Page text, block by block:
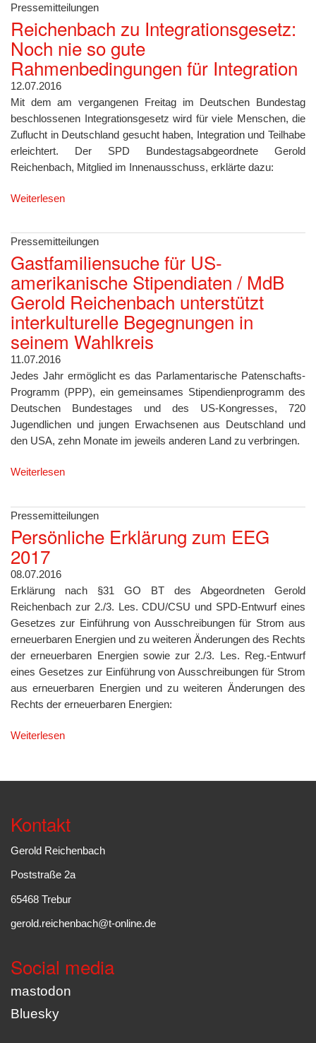
Pressemitteilungen
Reichenbach zu Integrationsgesetz:
Noch nie so gute
Rahmenbedingungen für Integration
12.07.2016
Mit dem am vergangenen Freitag im Deutschen Bundestag
beschlossenen Integrationsgesetz wird für viele Menschen, die
Zuflucht in Deutschland gesucht haben, Integration und Teilhabe
erleichtert. Der SPD Bundestagsabgeordnete Gerold
Reichenbach, Mitglied im Innenausschuss, erklärte dazu:
Weiterlesen
Pressemitteilungen
Gastfamiliensuche für US-
amerikanische Stipendiaten / MdB
Gerold Reichenbach unterstützt
interkulturelle Begegnungen in
seinem Wahlkreis
11.07.2016
Jedes Jahr ermöglicht es das Parlamentarische Patenschafts-
Programm (PPP), ein gemeinsames Stipendienprogramm des
Deutschen Bundestages und des US-Kongresses, 720
Jugendlichen und jungen Erwachsenen aus Deutschland und
den USA, zehn Monate im jeweils anderen Land zu verbringen.
Weiterlesen
Pressemitteilungen
Persönliche Erklärung zum EEG
2017
08.07.2016
Erklärung nach §31 GO BT des Abgeordneten Gerold
Reichenbach zur 2./3. Les. CDU/CSU und SPD-Entwurf eines
Gesetzes zur Einführung von Ausschreibungen für Strom aus
erneuerbaren Energien und zu weiteren Änderungen des Rechts
der erneuerbaren Energien sowie zur 2./3. Les. Reg.-Entwurf
eines Gesetzes zur Einführung von Ausschreibungen für Strom
aus erneuerbaren Energien und zu weiteren Änderungen des
Rechts der erneuerbaren Energien:
Weiterlesen
Kontakt
Gerold Reichenbach
Poststraße 2a
65468 Trebur
gerold.reichenbach@t-online.de
Social media
mastodon
Bluesky